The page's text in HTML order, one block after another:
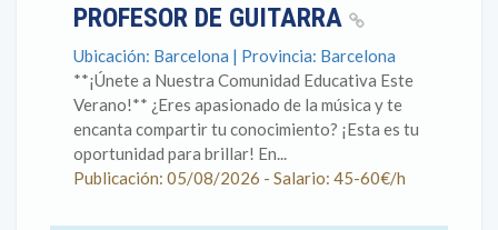
PROFESOR DE GUITARRA
Ubicación: Barcelona | Provincia: Barcelona
**¡Únete a Nuestra Comunidad Educativa Este
Verano!** ¿Eres apasionado de la música y te
encanta compartir tu conocimiento? ¡Esta es tu
oportunidad para brillar! En...
Publicación: 05/08/2026 - Salario: 45-60€/h